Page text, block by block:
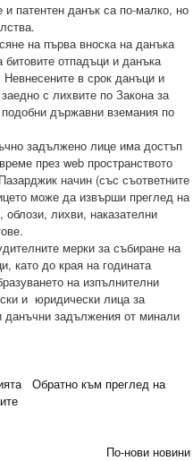
патентен данък са по-малко, но
на първа вноска на данъка
отпадъци и данъка
Невнесените в срок данъци и
с лихвите по Закона за
държавни вземания по
задължено лице има достъп
през web пространството
начин (със съответните
може да извърши преглед на
лихви, наказателни
мерки за събиране на
като до края на годината
на изпълнителни
и юридически лица за
данъчни задължения от минали
Обратно към преглед на
По-нови новини